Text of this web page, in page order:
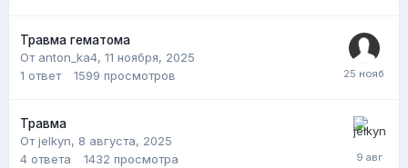
Травма гематома
От anton_ka4, 11 ноября, 2025
1 ответ 1599 просмотров
Травма
От jelkyn, 8 августа, 2025
4 ответа 1432 просмотра